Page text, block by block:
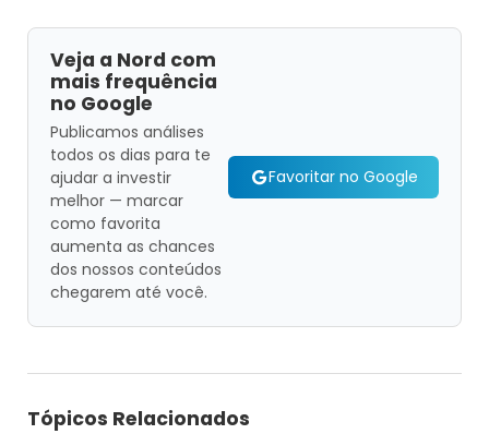
Veja a Nord com
mais frequência
no Google
Publicamos análises
todos os dias para te
ajudar a investir
melhor — marcar
como favorita
aumenta as chances
dos nossos conteúdos
chegarem até você.
Favoritar no Google
Tópicos Relacionados